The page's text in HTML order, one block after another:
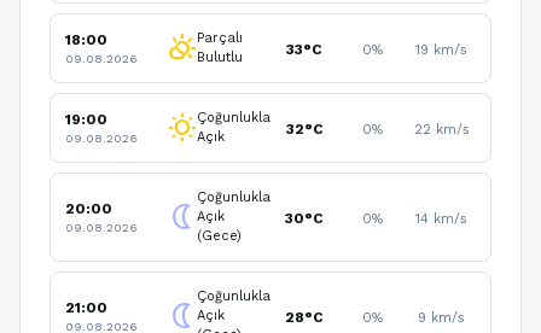
18:00
09.08.2026 partly_cloudy_dayParçalı
Bulutlu
33°C 0% 19 km/s
19:00
09.08.2026 wb_sunnyÇoğunlukla
Açık
32°C 0% 22 km/s
20:00
09.08.2026 nightlight
Çoğunlukla
Açık
(Gece)
30°C 0% 14 km/s
21:00
09.08.2026 nightlight
Çoğunlukla
Açık
28°C 0% 9 km/s